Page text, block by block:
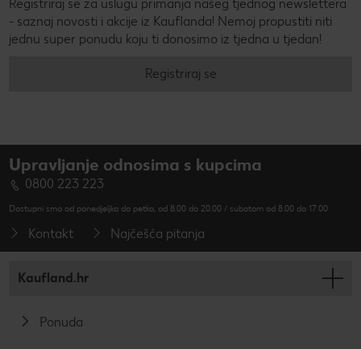
Registriraj se za uslugu primanja našeg tjednog newslettera
- saznaj novosti i akcije iz Kauflanda! Nemoj propustiti niti
jednu super ponudu koju ti donosimo iz tjedna u tjedan!
Registriraj se
Upravljanje odnosima s kupcima
0800 223 223
Dostupni smo od ponedjeljka do petka, od 8.00 do 20.00 / subotom od 8.00 do 17.00
Kontakt Najčešća pitanja
Kaufland.hr
Ponuda